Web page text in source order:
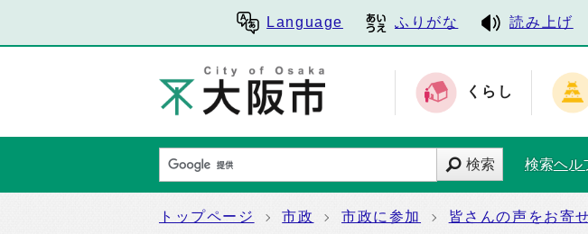
Language ふりがな 読み上げ
くらし
検索 検索ヘル
トップページ 市政 市政に参加 皆さんの声をお寄